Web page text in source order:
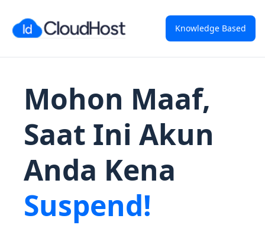
Knowledge Based
Mohon Maaf,
Saat Ini Akun
Anda Kena
Suspend!